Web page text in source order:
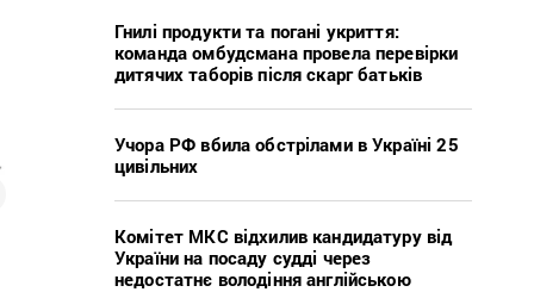
Гнилі продукти та погані укриття:
команда омбудсмана провела перевірки
дитячих таборів після скарг батьків
Учора РФ вбила обстрілами в Україні 25
цивільних
Комітет МКС відхилив кандидатуру від
України на посаду судді через
недостатнє володіння англійською